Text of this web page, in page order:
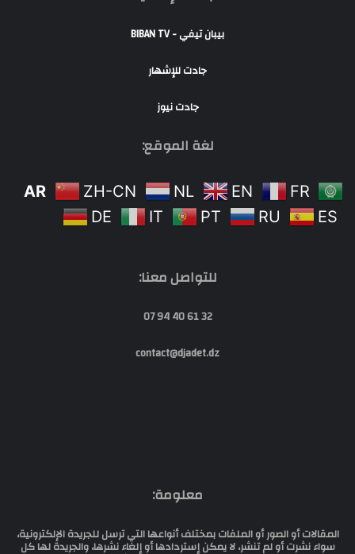
بيبان تيفي - BIBAN TV
جادت للإشهار
جادت نيوز
لغة الموقع:
AR ZH-CN NL EN
FR
DE
IT PT RU ES
للتواصل معنا:
32 61 40 94 07
contact@djadet.dz
معلومة:
المقالات أو الصور أو الملفات بمختلف أنواعها التي ترسل للجريدة الإلكترونية،
سواء نشرت أو لم تنشر، لا يمكن إستردادها أو إلغاء نشرها، والجريدة لها كل